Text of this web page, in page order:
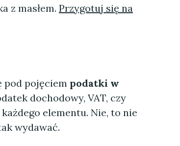
z masłem. Przygotuj się na
pod pojęciem podatki w
dochodowy, VAT, czy
każdego elementu. Nie, to nie
wydawać.